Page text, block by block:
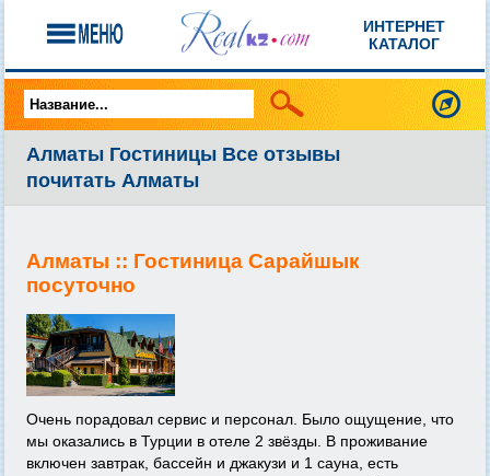
ИНТЕРНЕТ
КАТАЛОГ
Алматы Гостиницы Все отзывы
почитать Алматы
Алматы :: Гостиница Сарайшык
посуточно
Очень порадовал сервис и персонал. Было ощущение, что
мы оказались в Турции в отеле 2 звёзды. В проживание
включен завтрак, бассейн и джакузи и 1 сауна, есть